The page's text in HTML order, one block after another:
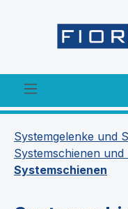
Systemgelenke und
Systemschienen
Systemschienen